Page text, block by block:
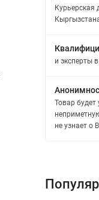
Курьерская
и эксперты
Товар
не узнает о